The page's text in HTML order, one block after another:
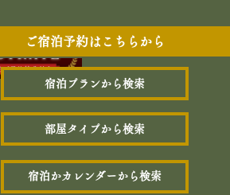
ご宿泊予約はこちらから
宿泊プランから検索
部屋タイプから検索
宿泊かカレンダーから検索